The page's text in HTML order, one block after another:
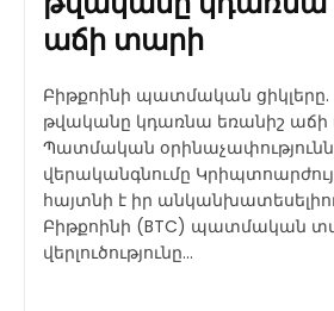
աճի տարի
Բիթքոինի պատմական ցիկլերը.
թվականը կդառնա եռանիշ
Պատմական
վերականգնումը Կրիպտոարժույթների շուկան
հայտնի է իր
Բիթքոինի (BTC) պատմական
վերլուծությունը...